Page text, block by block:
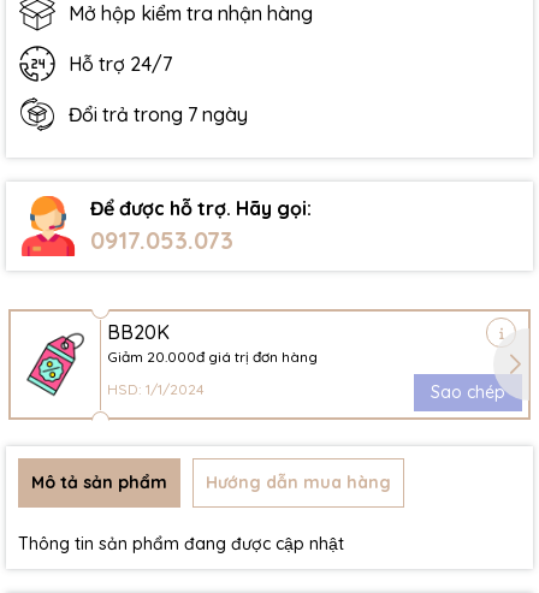
Mở hộp kiểm tra nhận hàng
Hỗ trợ 24/7
Đổi trả trong 7 ngày
Để được hỗ trợ. Hãy gọi:
0917.053.073
BB20K
Giảm 20.000đ giá trị đơn hàng
HSD: 1/1/2024
Sao chép
Mô tả sản phẩm Hướng dẫn mua hàng
Thông tin sản phẩm đang được cập nhật